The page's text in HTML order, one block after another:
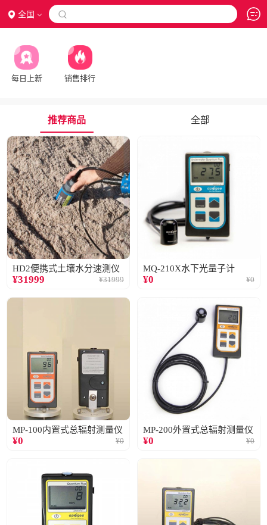
全国 
每日上新 销售排行
推荐商品 全部
HD2便携式土壤水分速测仪
¥31999 ¥31999
MQ-210X水下光量子计
¥0 ¥0
MP-100内置式总辐射测量仪
¥0 ¥0
MP-200外置式总辐射测量仪
¥0 ¥0